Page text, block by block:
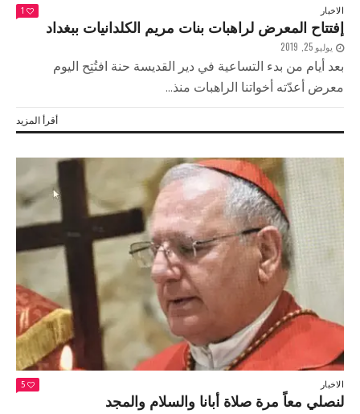
الاخبار 1
إفتتاح المعرض لراهبات بنات مريم الكلدانيات ببغداد
يوليو 25, 2019
بعد أيام من بدء التساعية في دير القديسة حنة افتُتِح اليوم
معرض أعدّته أخواتنا الراهبات منذ...
أقرأ المزيد
الاخبار 5
لنصلي معاً مرة صلاة أبانا والسلام والمجد